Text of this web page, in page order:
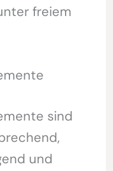
freiem
sind
und